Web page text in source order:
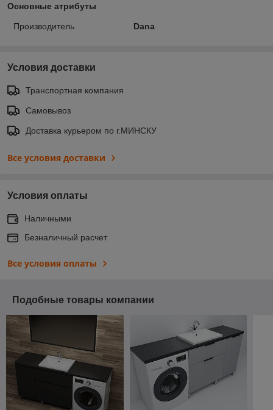
Основные атрибуты
Производитель Dana
Условия доставки
Транспортная компания
Самовывоз
Доставка курьером по г.МИНСКУ
Все условия доставки
Условия оплаты
Наличными
Безналичный расчет
Все условия оплаты
Подобные товары компании